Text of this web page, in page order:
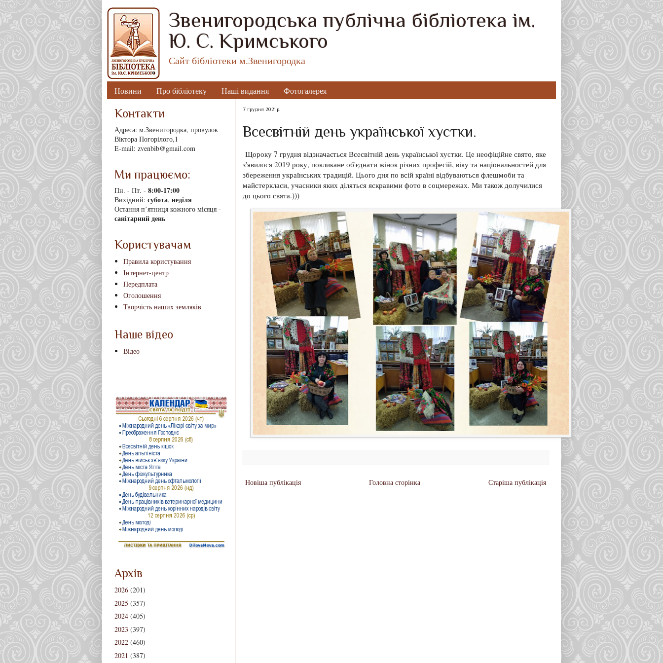
Звенигородська публічна бібліотека ім.
Ю. С. Кримського
Сайт бібліотеки м.Звенигородка
Новини Про бібліотеку Наші видання Фотогалерея
7 грудня 2021 р.
Всесвітній день української хустки.
Щороку 7 грудня відзначається Всесвітній день української хустки. Це неофіційне свято, яке
з'явилося 2019 року, покликане об'єднати жінок різних професій, віку та національностей для
збереження українських традицій. Цього дня по всій країні відбуваються флешмоби та
майстеркласи, учасники яких діляться яскравими фото в соцмережах. Ми також долучилися
до цього свята.)))
Новіша публікація Старіша публікація
Головна сторінка
Контакти
Адреса: м.Звенигородка, провулок
Віктора Погорілого,1
E-mail: zvenbib@gmail.com
Ми працюємо:
Пн. - Пт. - 8:00-17:00
Вихідний: субота, неділя
Остання п’ятниця кожного місяця -
санітарний день
Користувачам
Правила користування
Інтернет-центр
Передплата
Оголошення
Творчість наших земляків
Наше відео
Відео
Архів
2026 (201)
2025 (357)
2024 (405)
2023 (397)
2022 (460)
2021 (387)